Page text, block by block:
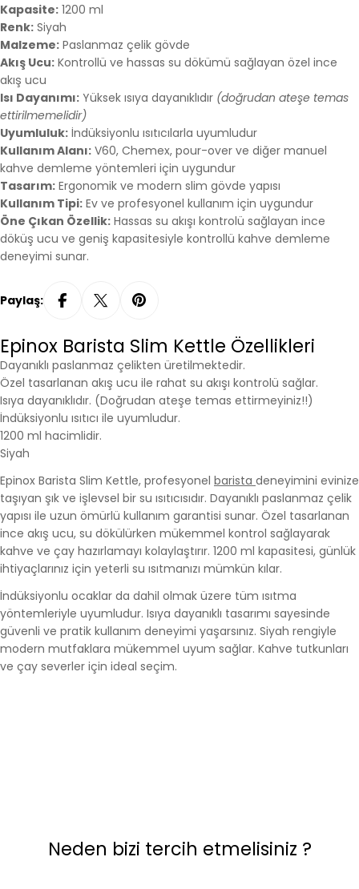
Kapasite: 1200 ml
Renk: Siyah
Malzeme: Paslanmaz çelik gövde
Akış Ucu: Kontrollü ve hassas su dökümü sağlayan özel ince
akış ucu
Isı Dayanımı: Yüksek ısıya dayanıklıdır (doğrudan ateşe temas
ettirilmemelidir)
Uyumluluk: İndüksiyonlu ısıtıcılarla uyumludur
Kullanım Alanı: V60, Chemex, pour-over ve diğer manuel
kahve demleme yöntemleri için uygundur
Tasarım: Ergonomik ve modern slim gövde yapısı
Kullanım Tipi: Ev ve profesyonel kullanım için uygundur
Öne Çıkan Özellik: Hassas su akışı kontrolü sağlayan ince
döküş ucu ve geniş kapasitesiyle kontrollü kahve demleme
deneyimi sunar.
Paylaş:
Epinox Barista Slim Kettle Özellikleri
Dayanıklı paslanmaz çelikten üretilmektedir.
Özel tasarlanan akış ucu ile rahat su akışı kontrolü sağlar.
Isıya dayanıklıdır. (Doğrudan ateşe temas ettirmeyiniz!!)
İndüksiyonlu ısıtıcı ile uyumludur.
1200 ml hacimlidir.
Siyah
Epinox Barista Slim Kettle, profesyonel barista deneyimini evinize
taşıyan şık ve işlevsel bir su ısıtıcısıdır. Dayanıklı paslanmaz çelik
yapısı ile uzun ömürlü kullanım garantisi sunar. Özel tasarlanan
ince akış ucu, su dökülürken mükemmel kontrol sağlayarak
kahve ve çay hazırlamayı kolaylaştırır. 1200 ml kapasitesi, günlük
ihtiyaçlarınız için yeterli su ısıtmanızı mümkün kılar.
İndüksiyonlu ocaklar da dahil olmak üzere tüm ısıtma
yöntemleriyle uyumludur. Isıya dayanıklı tasarımı sayesinde
güvenli ve pratik kullanım deneyimi yaşarsınız. Siyah rengiyle
modern mutfaklara mükemmel uyum sağlar. Kahve tutkunları
ve çay severler için ideal seçim.
Neden bizi tercih etmelisiniz ?